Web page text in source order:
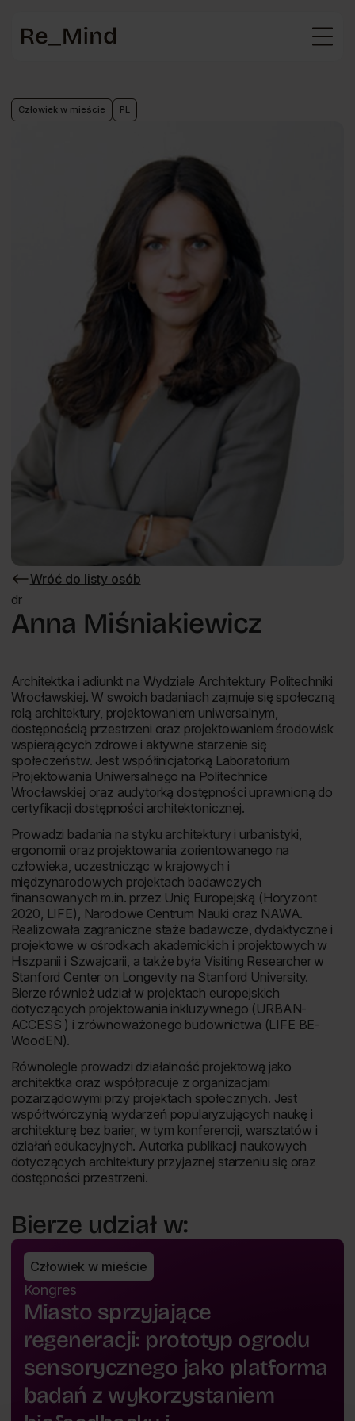
Człowiek w mieście PL
Wróć do listy osób
Wróć
do
listy
osób
dr
Anna Miśniakiewicz
Architektka i adiunkt na Wydziale Architektury Politechniki
Wrocławskiej. W swoich badaniach zajmuje się społeczną
rolą architektury, projektowaniem uniwersalnym,
dostępnością przestrzeni oraz projektowaniem środowisk
wspierających zdrowe i aktywne starzenie się
społeczeństw. Jest współinicjatorką Laboratorium
Projektowania Uniwersalnego na Politechnice
Wrocławskiej oraz audytorką dostępności uprawnioną do
certyfikacji dostępności architektonicznej.
Prowadzi badania na styku architektury i urbanistyki,
ergonomii oraz projektowania zorientowanego na
człowieka, uczestnicząc w krajowych i
międzynarodowych projektach badawczych
finansowanych m.in. przez Unię Europejską (Horyzont
2020, LIFE), Narodowe Centrum Nauki oraz NAWA.
Realizowała zagraniczne staże badawcze, dydaktyczne i
projektowe w ośrodkach akademickich i projektowych w
Hiszpanii i Szwajcarii, a także była Visiting Researcher w
Stanford Center on Longevity na Stanford University.
Bierze również udział w projektach europejskich
dotyczących projektowania inkluzywnego (URBAN-
ACCESS ) i zrównoważonego budownictwa (LIFE BE-
WoodEN).
Równolegle prowadzi działalność projektową jako
architektka oraz współpracuje z organizacjami
pozarządowymi przy projektach społecznych. Jest
współtwórczynią wydarzeń popularyzujących naukę i
architekturę bez barier, w tym konferencji, warsztatów i
działań edukacyjnych. Autorka publikacji naukowych
dotyczących architektury przyjaznej starzeniu się oraz
dostępności przestrzeni.
Bierze udział w:
Człowiek w mieście
Kongres
Miasto sprzyjające
regeneracji: prototyp ogrodu
sensorycznego jako platforma
badań z wykorzystaniem